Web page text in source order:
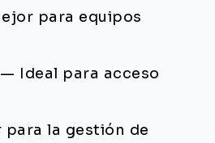
para equipos
—
Ideal para acceso
para la gestión de